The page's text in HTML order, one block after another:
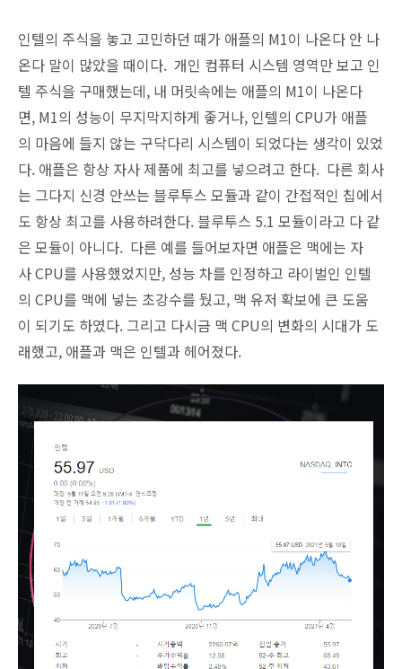
인텔의 주식을 놓고 고민하던 때가 애플의 M1이 나온다 안 나
온다 말이 많았을 때이다. 개인 컴퓨터 시스템 영역만 보고 인
텔 주식을 구매했는데, 내 머릿속에는 애플의 M1이 나온다
면, M1의 성능이 무지막지하게 좋거나, 인텔의 CPU가 애플
의 마음에 들지 않는 구닥다리 시스템이 되었다는 생각이 있었
다. 애플은 항상 자사 제품에 최고를 넣으려고 한다. 다른 회사
는 그다지 신경 안쓰는 블루투스 모듈과 같이 간접적인 칩에서
도 항상 최고를 사용하려한다. 블루투스 5.1 모듈이라고 다 같
은 모듈이 아니다. 다른 예를 들어보자면 애플은 맥에는 자
사 CPU를 사용했었지만, 성능 차를 인정하고 라이벌인 인텔
의 CPU를 맥에 넣는 초강수를 뒀고, 맥 유저 확보에 큰 도움
이 되기도 하였다. 그리고 다시금 맥 CPU의 변화의 시대가 도
래했고, 애플과 맥은 인텔과 헤어졌다.